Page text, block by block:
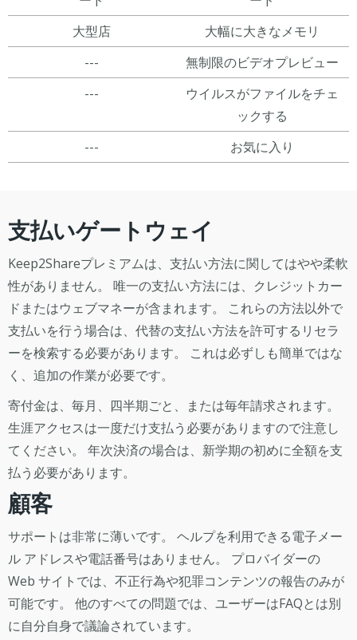
大型店
大幅に大きなメモリ
---
無制限のビデオプレビュー
---
ウイルスがファイルをチェ
ックする
---
お気に入り
支払いゲートウェイ
Keep2Shareプレミアムは、支払い方法に関してはやや柔軟
性がありません。 唯一の支払い方法には、クレジットカー
ドまたはウェブマネーが含まれます。 これらの方法以外で
支払いを行う場合は、代替の支払い方法を許可するリセラ
ーを検索する必要があります。 これは必ずしも簡単ではな
く、追加の作業が必要です。
寄付金は、毎月、四半期ごと、または毎年請求されます。
生涯アクセスは一度だけ支払う必要がありますので注意し
てください。 年次決済の場合は、新学期の初めに全額を支
払う必要があります。
顧客
サポートは非常に薄いです。 ヘルプを利用できる電子メー
ル アドレスや電話番号はありません。 プロバイダーの
Web サイトでは、不正行為や犯罪コンテンツの報告のみが
可能です。 他のすべての問題では、ユーザーはFAQとは別
に自分自身で議論されています。